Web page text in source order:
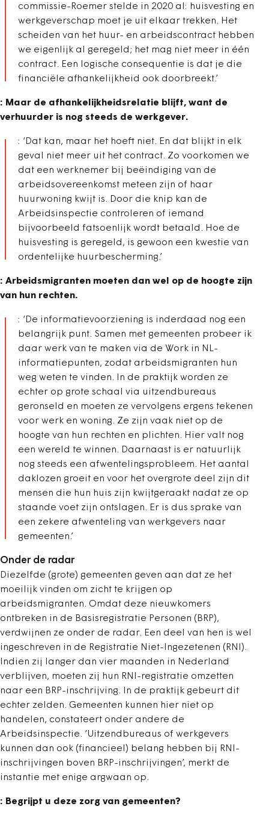
commissie-Roemer stelde in 2020 al: huisvesting en
werkgeverschap moet je uit elkaar trekken. Het
scheiden van het huur- en arbeidscontract hebben
we eigenlijk al geregeld; het mag niet meer in één
contract. Een logische consequentie is dat je die
financiële afhankelijkheid ook doorbreekt.’
: Maar de afhankelijkheidsrelatie blijft, want de
verhuurder is nog steeds de werkgever.
: ‘Dat kan, maar het hoeft niet. En dat blijkt in elk
geval niet meer uit het contract. Zo voorkomen we
dat een werknemer bij beëindiging van de
arbeidsovereenkomst meteen zijn of haar
huurwoning kwijt is. Door die knip kan de
Arbeidsinspectie controleren of iemand
bijvoorbeeld fatsoenlijk wordt betaald. Hoe de
huisvesting is geregeld, is gewoon een kwestie van
ordentelijke huurbescherming.’
: Arbeidsmigranten moeten dan wel op de hoogte zijn
van hun rechten.
: ‘De informatievoorziening is inderdaad nog een
belangrijk punt. Samen met gemeenten probeer ik
daar werk van te maken via de Work in NL-
informatiepunten, zodat arbeidsmigranten hun
weg weten te vinden. In de praktijk worden ze
echter op grote schaal via uitzendbureaus
geronseld en moeten ze vervolgens ergens tekenen
voor werk en woning. Ze zijn vaak niet op de
hoogte van hun rechten en plichten. Hier valt nog
een wereld te winnen. Daarnaast is er natuurlijk
nog steeds een afwentelingsprobleem. Het aantal
daklozen groeit en voor het overgrote deel zijn dit
mensen die hun huis zijn kwijtgeraakt nadat ze op
staande voet zijn ontslagen. Er is dus sprake van
een zekere afwenteling van werkgevers naar
gemeenten.’
Onder de radar
Diezelfde (grote) gemeenten geven aan dat ze het
moeilijk vinden om zicht te krijgen op
arbeidsmigranten. Omdat deze nieuwkomers
ontbreken in de Basisregistratie Personen (BRP),
verdwijnen ze onder de radar. Een deel van hen is wel
ingeschreven in de Registratie Niet-Ingezetenen (RNI).
Indien zij langer dan vier maanden in Nederland
verblijven, moeten zij hun RNI-registratie omzetten
naar een BRP-inschrijving. In de praktijk gebeurt dit
echter zelden. Gemeenten kunnen hier niet op
handelen, constateert onder andere de
Arbeidsinspectie. ‘Uitzendbureaus of werkgevers
kunnen dan ook (financieel) belang hebben bij RNI-
inschrijvingen boven BRP-inschrijvingen’, merkt de
instantie met enige argwaan op.
: Begrijpt u deze zorg van gemeenten?